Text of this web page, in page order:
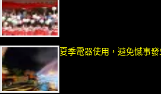
夏季電器使用，避免憾事